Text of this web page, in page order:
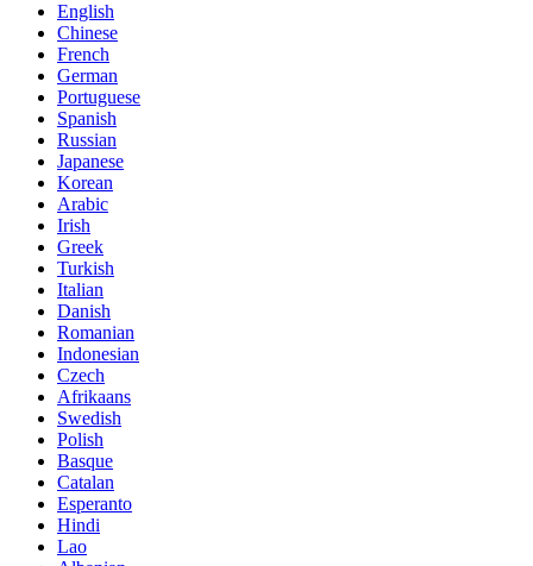
English
Chinese
French
German
Portuguese
Spanish
Russian
Japanese
Korean
Arabic
Irish
Greek
Turkish
Italian
Danish
Romanian
Indonesian
Czech
Afrikaans
Swedish
Polish
Basque
Catalan
Esperanto
Hindi
Lao